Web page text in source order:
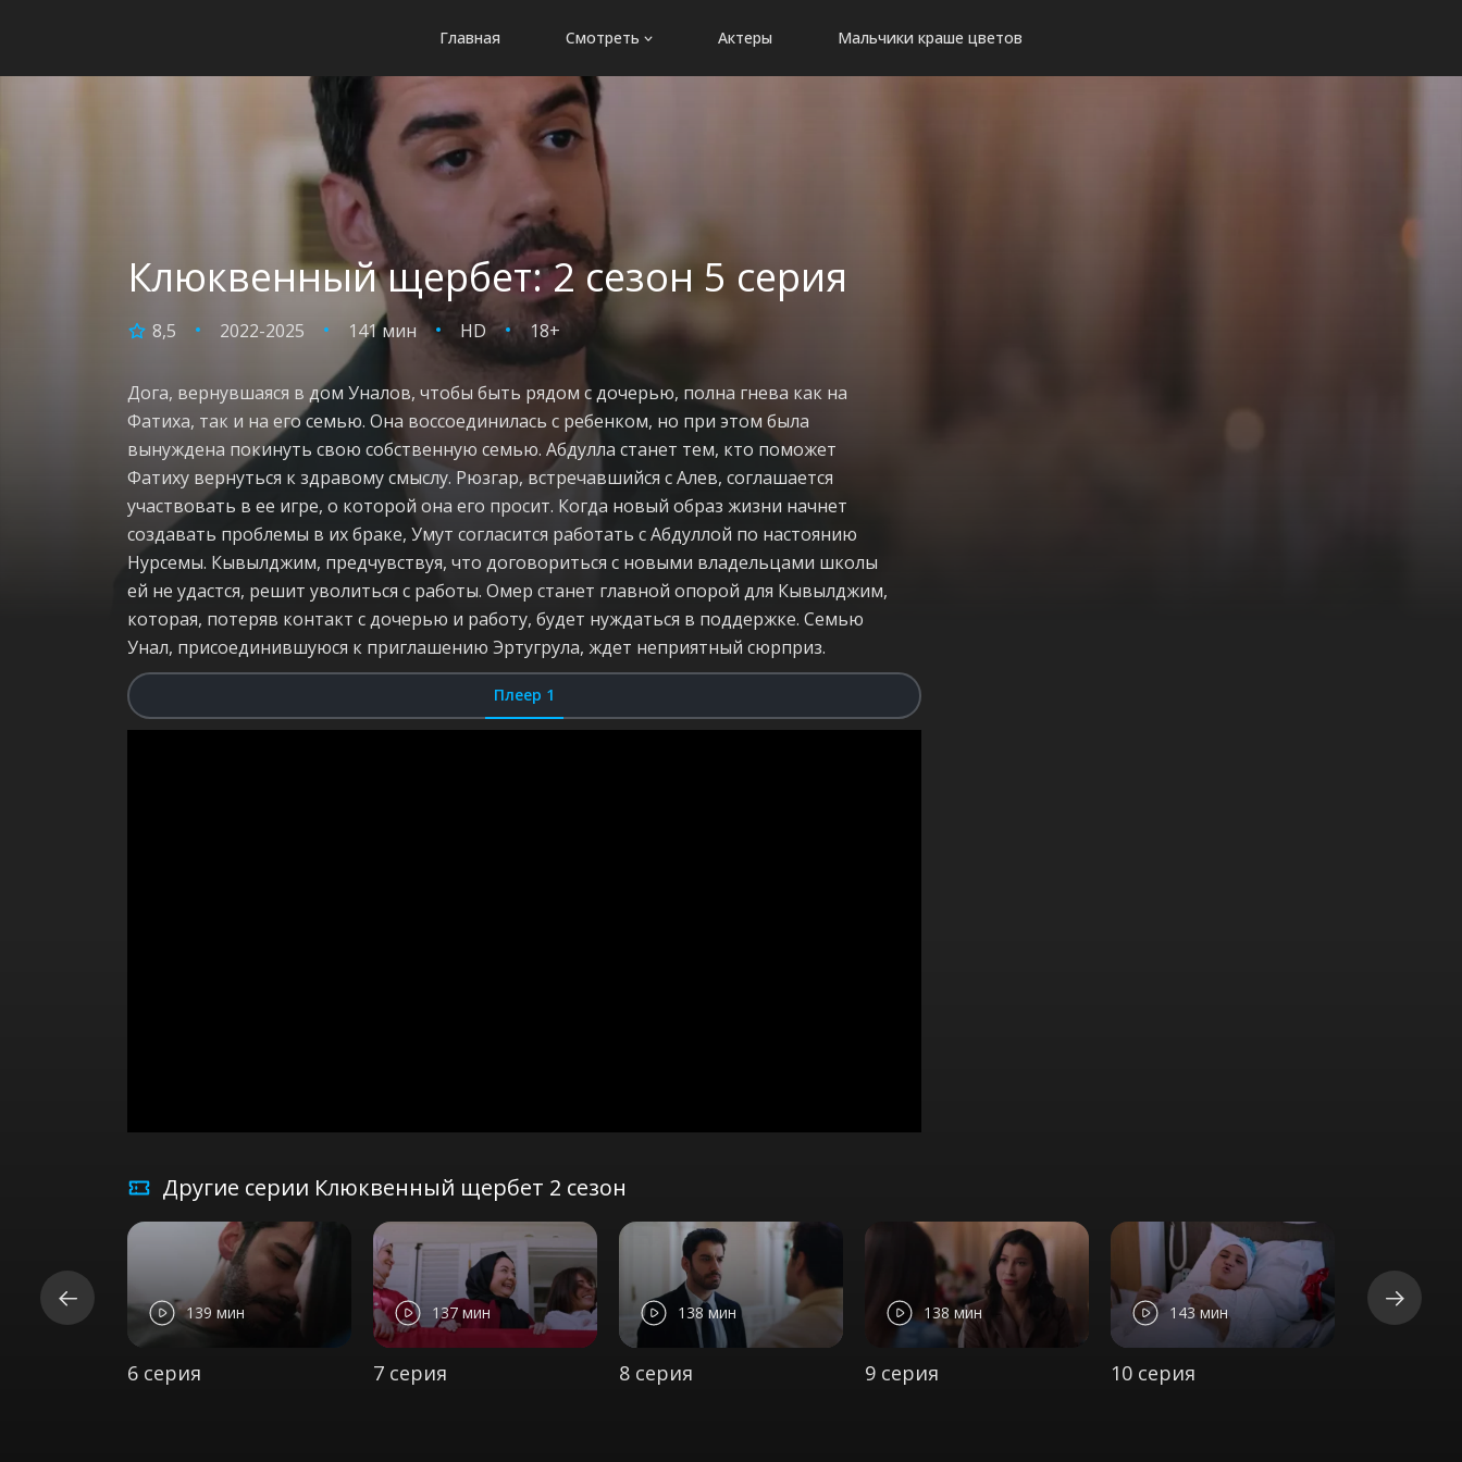
Главная Смотреть Актеры Мальчики краше цветов
Клюквенный щербет: 2 сезон 5 серия
8,5 2022-2025 141 мин HD 18+
Дога, вернувшаяся в дом Уналов, чтобы быть рядом с дочерью, полна гнева как на
Фатиха, так и на его семью. Она воссоединилась с ребенком, но при этом была
вынуждена покинуть свою собственную семью. Абдулла станет тем, кто поможет
Фатиху вернуться к здравому смыслу. Рюзгар, встречавшийся с Алев, соглашается
участвовать в ее игре, о которой она его просит. Когда новый образ жизни начнет
создавать проблемы в их браке, Умут согласится работать с Абдуллой по настоянию
Нурсемы. Кывылджим, предчувствуя, что договориться с новыми владельцами школы
ей не удастся, решит уволиться с работы. Омер станет главной опорой для Кывылджим,
которая, потеряв контакт с дочерью и работу, будет нуждаться в поддержке. Семью
Унал, присоединившуюся к приглашению Эртугрула, ждет неприятный сюрприз.
Плеер 1
Другие серии Клюквенный щербет 2 сезон
139 мин
6 серия
137 мин
7 серия
138 мин
8 серия
138 мин
9 серия
143 мин
10 серия
139